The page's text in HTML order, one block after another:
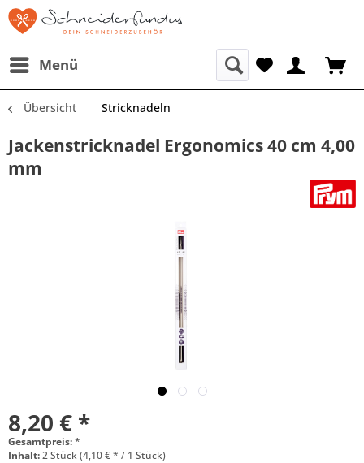
Menü
Übersicht Stricknadeln
Jackenstricknadel Ergonomics 40 cm 4,00
mm
8,20 € *
Gesamtpreis:*
Inhalt:2 Stück (4,10 € * / 1 Stück)